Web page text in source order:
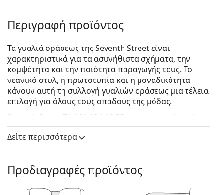
Περιγραφή προϊόντος
Τα γυαλιά οράσεως της Seventh Street είναι
χαρακτηριστικά για τα ασυνήθιστα σχήματα, την
κομψότητα και την ποιότητα παραγωγής τους. Το
νεανικό στυλ, η πρωτοτυπία και η μοναδικότητα
κάνουν αυτή τη συλλογή γυαλιών οράσεως μια τέλεια
επιλογή για όλους τους οπαδούς της μόδας.
Seventh Street 7A 061 08A 16 55 είναι αντρικά γυαλιά
οράσεως.
Σκελετός γυαλιών οράσεως
με έναν δροσερό τόνο δέρματος και ανοιχτά
Ο ορθογώνιος σκελετός είναι ιδανική επιλογή για
Δείτε περισσότερα
Προδιαγραφές προϊόντος